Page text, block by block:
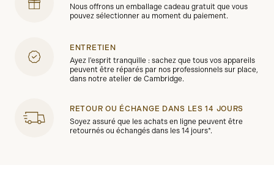
Nous offrons un emballage cadeau gratuit que vous
pouvez sélectionner au moment du paiement.
ENTRETIEN
Ayez l'esprit tranquille : sachez que tous vos appareils
peuvent être réparés par nos professionnels sur place,
dans notre atelier de Cambridge.
RETOUR OU ÉCHANGE DANS LES 14 JOURS
Soyez assuré que les achats en ligne peuvent être
retournés ou échangés dans les 14 jours*.